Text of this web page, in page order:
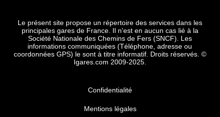
Le présent site propose un répertoire des services dans les
principales gares de France. Il n'est en aucun cas lié à la
Société Nationale des Chemins de Fers (SNCF). Les
informations communiquées (Téléphone, adresse ou
coordonnées GPS) le sont à titre informatif. Droits réservés. ©
Igares.com 2009-2025.
Confidentialité
Mentions légales